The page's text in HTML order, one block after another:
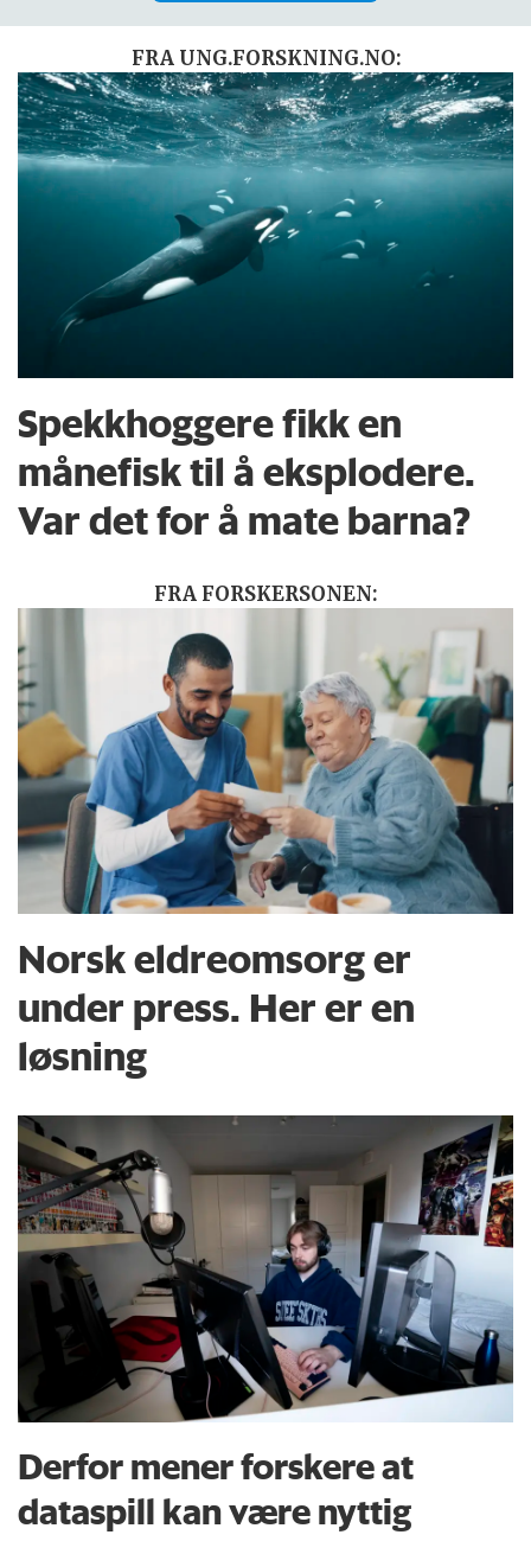
FRA UNG.FORSKNING.NO:
Spekkhoggere fikk en
månefisk til å eksplodere.
Var det for å mate barna?
FRA FORSKERSONEN:
Norsk eldreomsorg er
under press. Her er en
løsning
Derfor mener forskere at
dataspill kan være nyttig